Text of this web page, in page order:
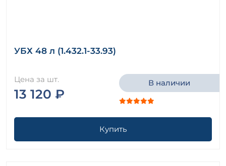
УБХ 48 л (1.432.1-33.93)
Цена за шт.
13 120 ₽
В наличии
Купить